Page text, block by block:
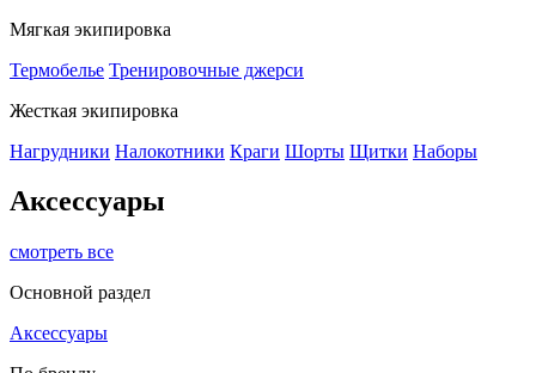
Мягкая экипировка
Термобелье Тренировочные джерси
Жесткая экипировка
Нагрудники Налокотники Краги Шорты Щитки Наборы
Аксессуары
смотреть все
Основной раздел
Аксессуары